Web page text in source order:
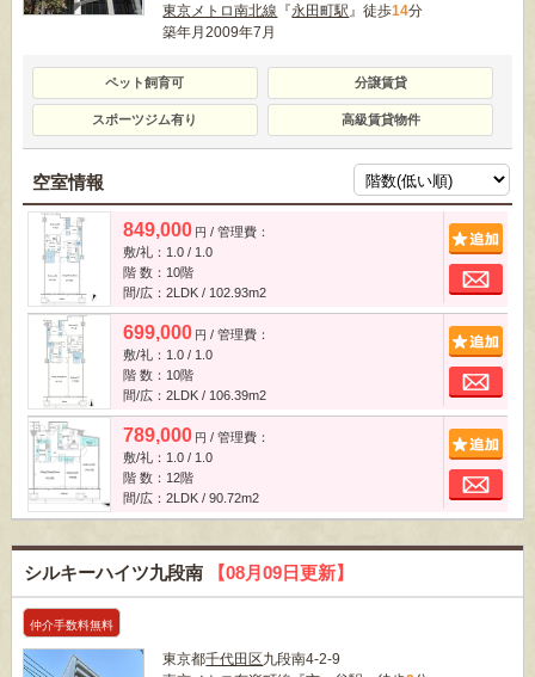
東京メトロ南北線 『永田町駅』徒歩14分
築年月2009年7月
ペット飼育可 分譲賃貸
スポーツジム有り 高級賃貸物件
空室情報
849,000 円 / 管理費：
敷/礼：1.0 / 1.0
階 数：10階
間/広：2LDK / 102.93m2
699,000 円 / 管理費：
敷/礼：1.0 / 1.0
階 数：10階
間/広：2LDK / 106.39m2
789,000 円 / 管理費：
敷/礼：1.0 / 1.0
階 数：12階
間/広：2LDK / 90.72m2
シルキーハイツ九段南 【08月09日更新】
仲介手数料無料
東京都千代田区九段南4-2-9